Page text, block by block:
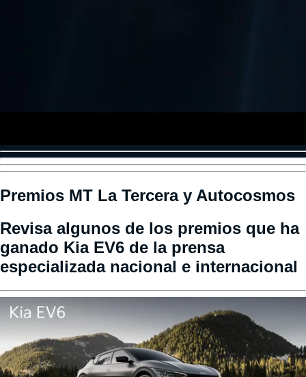
Premios MT La Tercera y Autocosmos
Revisa algunos de los premios que ha
ganado Kia EV6 de la prensa
especializada nacional e internacional